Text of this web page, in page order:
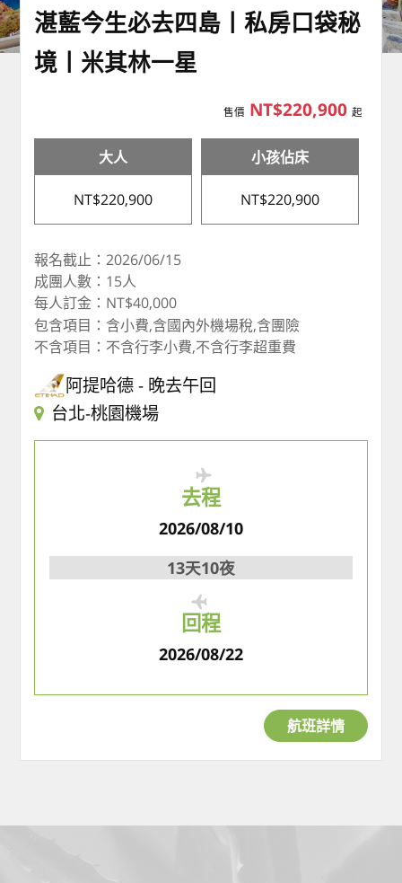
湛藍今生必去四島丨私房口袋秘
境丨米其林一星
售價 NT$220,900 起
大人
NT$220,900
小孩佔床
NT$220,900
報名截止：2026/06/15
成團人數：15人
每人訂金：NT$40,000
包含項目：含小費,含國內外機場稅,含團險
不含項目：不含行李小費,不含行李超重費
阿提哈德
晚去午回
台北-桃園機場
去程
2026/08/10
13天10夜
回程
2026/08/22
航班詳情